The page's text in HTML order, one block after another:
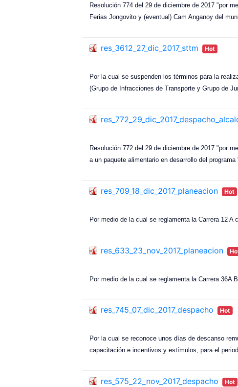
Resolución 774 del 29 de diciembre de 2017 "por
Ferias Jongovito y (eventual) Cam Anganoy del
res_3612_27_dic_2017_sttm Hot
Por la cual se suspenden los términos para la
(Grupo de Infracciones de Transporte y Grupo de
Resolución 772 del 29 de diciembre de 2017 "por
a un paquete alimentario en desarrollo del
res_709_18_dic_2017_planeacion Hot
Por medio de la cual se reglamenta la Carrera 12 A
res_633_23_nov_2017_planeacion
Por medio de la cual se reglamenta la Carrera 36A
res_745_07_dic_2017_despacho Hot
Por la cual se reconoce unos días de descanso
capacitación e incentivos y estímulos, para el
res_575_22_nov_2017_despacho Hot